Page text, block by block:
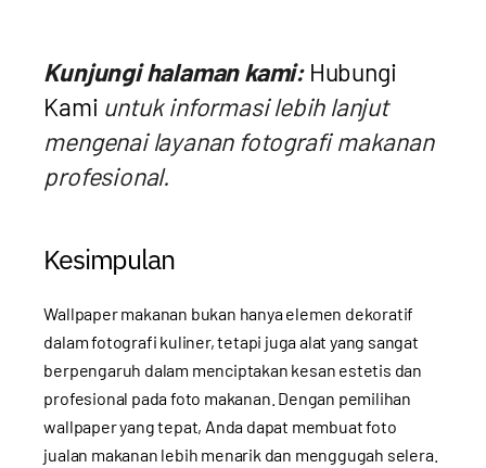
Kunjungi halaman kami: Hubungi
Kami untuk informasi lebih lanjut
mengenai layanan fotografi makanan
profesional.
Kesimpulan
Wallpaper makanan bukan hanya elemen dekoratif
dalam fotografi kuliner, tetapi juga alat yang sangat
berpengaruh dalam menciptakan kesan estetis dan
profesional pada foto makanan. Dengan pemilihan
wallpaper yang tepat, Anda dapat membuat foto
jualan makanan lebih menarik dan menggugah selera.